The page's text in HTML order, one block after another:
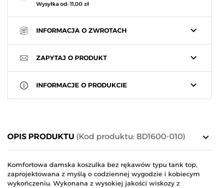
Wysyłka od: 11,00 zł
keyboard_arrow_down
INFORMACJA O ZWROTACH
keyboard_arrow_down
ZAPYTAJ O PRODUKT
keyboard_arrow_down
INFORMACJE O PRODUKCIE
keyboard_arrow_down
OPIS PRODUKTU (Kod produktu: BD1600-010)
Komfortowa damska koszulka bez rękawów typu tank top,
zaprojektowana z myślą o codziennej wygodzie i kobiecym
wykończeniu. Wykonana z wysokiej jakości wiskozy z